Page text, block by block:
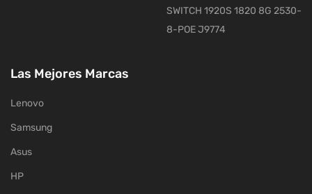
SWITCH 1920S 1820 8G 2530-
8-POE J9774
Las Mejores Marcas
Lenovo
Samsung
Asus
HP